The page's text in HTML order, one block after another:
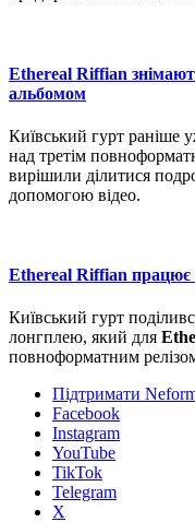
Ethereal Riffian
альбомом
Київський гурт раніше
над третім
вирішили ділитися
допомогою відео.
Ethereal Riffian
Київський гурт
лонгплею, який для
повноформатним
Підтримати
Facebook
Instagram
YouTube
TikTok
Telegram
X